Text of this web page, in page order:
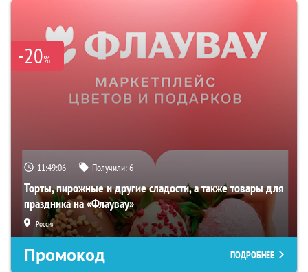
-20%
11:49:05 Получили:6
Торты, пирожные и другие сладости, а также товары для
праздника на «Флаувау»
Россия
Промокод ПОДРОБНЕЕ